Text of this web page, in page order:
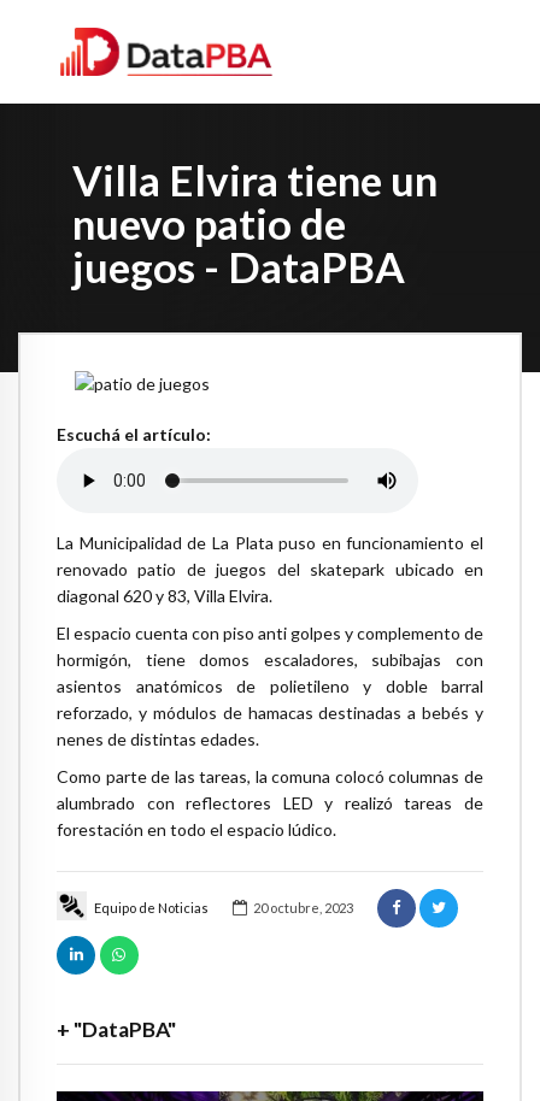
Villa Elvira tiene un
nuevo patio de
juegos - DataPBA
Equipo de Noticias 20 octubre, 2023
+ "DataPBA"
Escuchá el artículo:
La Municipalidad de La Plata puso en funcionamiento el
renovado patio de juegos del skatepark ubicado en
diagonal 620 y 83, Villa Elvira.
El espacio cuenta con piso anti golpes y complemento de
hormigón, tiene domos escaladores, subibajas con
asientos anatómicos de polietileno y doble barral
reforzado, y módulos de hamacas destinadas a bebés y
nenes de distintas edades.
Como parte de las tareas, la comuna colocó columnas de
alumbrado con reflectores LED y realizó tareas de
forestación en todo el espacio lúdico.